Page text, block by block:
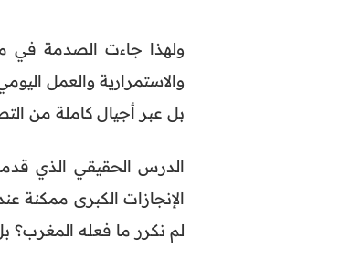
والاستمرارية والعمل
بل عبر أجيال كاملة من
الدرس الحقيقي الذي
الإنجازات الكبرى ممكنة
لم نكرر ما فعله المغرب؟